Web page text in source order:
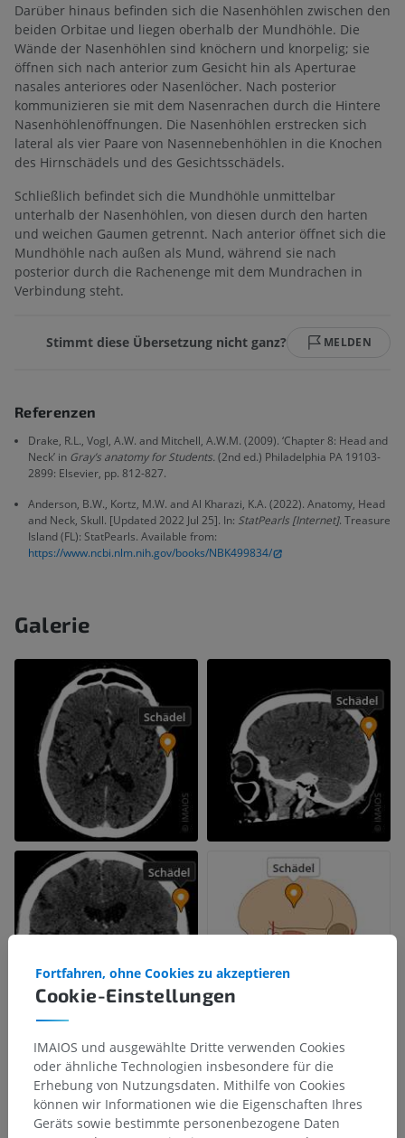
Darüber hinaus befinden sich die Nasenhöhlen zwischen den
beiden Orbitae und liegen oberhalb der Mundhöhle. Die
Wände der Nasenhöhlen sind knöchern und knorpelig; sie
öffnen sich nach anterior zum Gesicht hin als Aperturae
nasales anteriores oder Nasenlöcher. Nach posterior
kommunizieren sie mit dem Nasenrachen durch die Hintere
Nasenhöhlenöffnungen. Die Nasenhöhlen erstrecken sich
lateral als vier Paare von Nasennebenhöhlen in die Knochen
des Hirnschädels und des Gesichtsschädels.
Schließlich befindet sich die Mundhöhle unmittelbar
unterhalb der Nasenhöhlen, von diesen durch den harten
und weichen Gaumen getrennt. Nach anterior öffnet sich die
Mundhöhle nach außen als Mund, während sie nach
posterior durch die Rachenenge mit dem Mundrachen in
Verbindung steht.
Stimmt diese Übersetzung nicht ganz? MELDEN
Referenzen
Drake, R.L., Vogl, A.W. and Mitchell, A.W.M. (2009). ‘Chapter 8: Head and
Neck’ in Gray’s anatomy for Students.(2nd ed.) Philadelphia PA 19103-
2899: Elsevier, pp. 812-827.
Anderson, B.W., Kortz, M.W. and Al Kharazi, K.A. (2022). Anatomy, Head
and Neck, Skull. [Updated 2022 Jul 25]. In: StatPearls [Internet]. Treasure
Island (FL): StatPearls. Available from:
https://www.ncbi.nlm.nih.gov/books/NBK499834/
Galerie
Cookie-Einstellungen
Fortfahren, ohne Cookies zu akzeptieren
IMAIOS und ausgewählte Dritte verwenden Cookies
oder ähnliche Technologien insbesondere für die
Erhebung von Nutzungsdaten. Mithilfe von Cookies
können wir Informationen wie die Eigenschaften Ihres
Geräts sowie bestimmte personenbezogene Daten